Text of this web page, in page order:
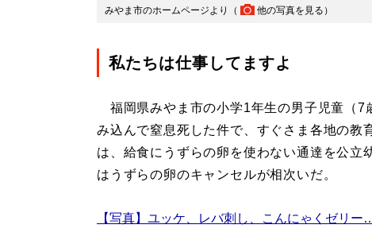
みやま市のホームページより（ 他の写真を見る ）
私たちは仕事してますよ
福岡県みやま市の小学1年生の男子児童（7
み込んで窒息死した件で、すぐさま各地の教
は、給食にうずらの卵を使わない通達を公立
はうずらの卵のキャンセルが相次いだ。
【写真】ユッケ、レバ刺し、こんにゃくゼリ